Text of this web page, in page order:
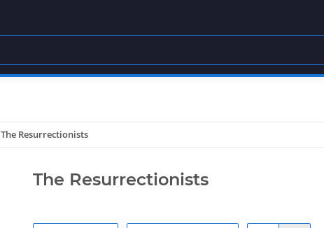
The Resurrectionists
The Resurrectionists